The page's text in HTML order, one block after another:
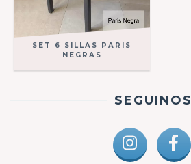
SET 6 SILLAS PARIS
NEGRAS
SEGUINOS